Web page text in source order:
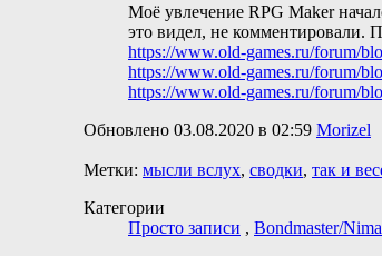
Моё увлечение RPG Maker
это видел, не комментировали.
https://www.old-games.ru/forum/
https://www.old-games.ru/forum/
https://www.old-games.ru/forum/
Обновлено 03.08.2020 в 02:59 Morizel
Метки: мысли вслух, сводки, так и
Категории
Просто записи , Bondmaster/